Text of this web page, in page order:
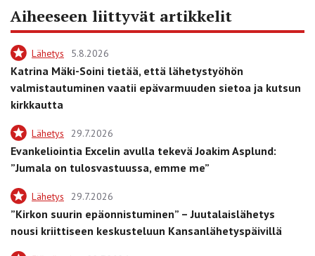
Aiheeseen liittyvät artikkelit
Lähetys 5.8.2026
Katrina Mäki-Soini tietää, että lähetystyöhön
valmistautuminen vaatii epävarmuuden sietoa ja kutsun
kirkkautta
Lähetys 29.7.2026
Evankeliointia Excelin avulla tekevä Joakim Asplund:
”Jumala on tulosvastuussa, emme me”
Lähetys 29.7.2026
”Kirkon suurin epäonnistuminen” – Juutalaislähetys
nousi kriittiseen keskusteluun Kansanlähetyspäivillä